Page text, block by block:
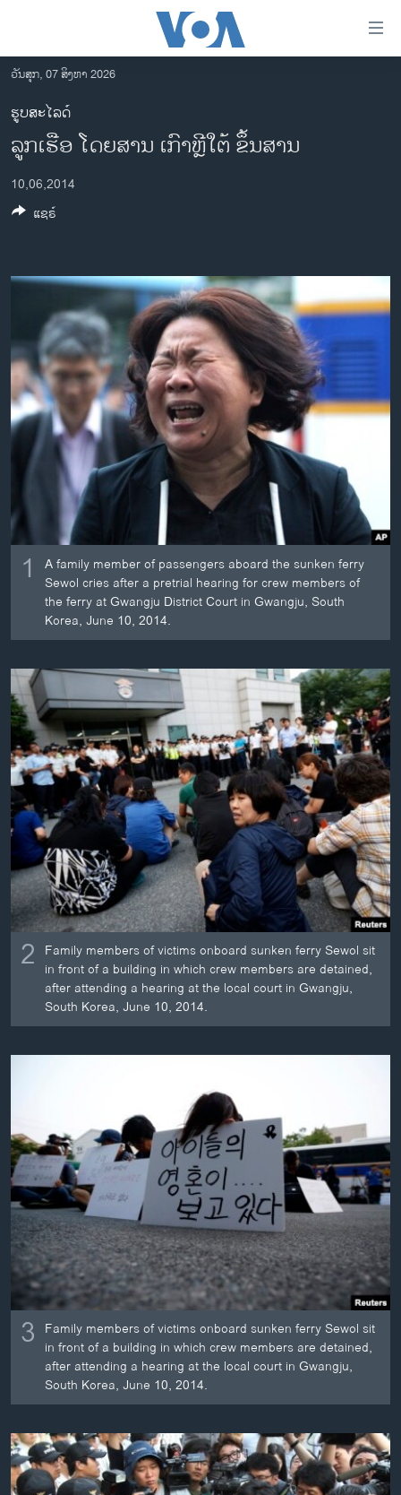
ເຂົ້າ
ຫາ
ຂ້າມ
ຂ້າມ
ຂ້າມ
ໄປ
ຫາ
ລາວ
ອາເມຣິກາ
ການເລືອກຕັ້ງ ປະທານາທີບໍດີ ສະຫະລັດ 2024
ຂ່າວ​ຈີນ
ເອເຊຍ
ອິດສະຫຼະພາບດ້ານການຂ່າວ
ຊີວິດຊາວລາວ
ຊຸມຊົນຊາວລາວ
ວິທະຍາສາດ-ເທັກໂນໂລຈີ
ທຸລະກິດ
ພາສາອັງກິດ
ວີດີໂອ
ສຽງ
ລາຍການກະຈາຍສຽງ
ລາຍງານ
ຕິດຕາມພວກເຮົາ ທີ່
ພາສາຕ່າງໆ
ວັນສຸກ, 07 ສິງຫາ 2026
ຮູບສະໄລດ໌
ລູກເຮືອ ໂດຍສານ ເກົາຫຼີໃຕ້ ຂຶ້ນສານ
10,06,2014
1
A family member of passengers aboard the sunken ferry
Sewol cries after a pretrial hearing for crew members of
the ferry at Gwangju District Court in Gwangju, South
Korea, June 10, 2014.
2 Family members of victims onboard sunken ferry Sewol sit
in front of a building in which crew members are detained,
after attending a hearing at the local court in Gwangju,
South Korea, June 10, 2014.
3 Family members of victims onboard sunken ferry Sewol sit
in front of a building in which crew members are detained,
after attending a hearing at the local court in Gwangju,
South Korea, June 10, 2014.
ແຊຣ໌